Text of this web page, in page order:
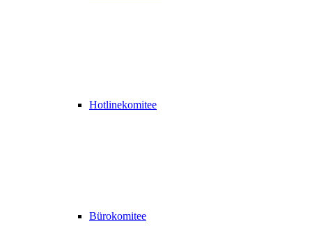
Hotlinekomitee
Bürokomitee